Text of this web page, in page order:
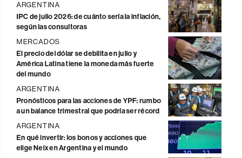
ARGENTINA
IPC de julio 2026: de cuánto sería la inflación,
según las consultoras
MERCADOS
El precio del dólar se debilita en julio y
América Latina tiene la moneda más fuerte
del mundo
ARGENTINA
Pronósticos para las acciones de YPF: rumbo
a un balance trimestral que podría ser récord
ARGENTINA
En qué invertir: los bonos y acciones que
elige Neix en Argentina y el mundo